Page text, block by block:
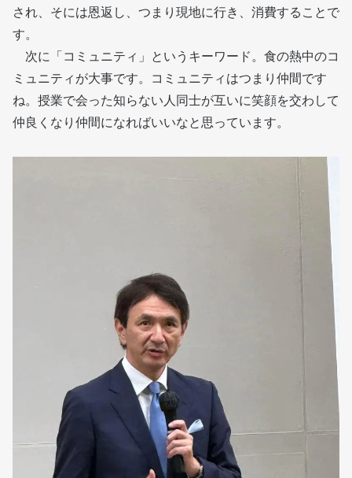
され、そには恩返し、つまり現地に行き、消費することで
す。
次に「コミュニティ」というキーワード。食の熱中のコ
ミュニティが大事です。コミュニティはつまり仲間です
ね。授業で会った知らない人同士が互いに笑顔を交わして
仲良くなり仲間になればいいなと思っています。